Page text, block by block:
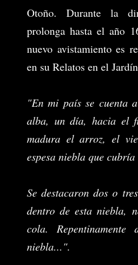
Otoño. Durante la
prolonga hasta el año
nuevo avistamiento es
en su Relatos en el
"En mi país se cuenta
alba, un día, hacia el
madura el arroz, el
espesa niebla que cubría
Se destacaron dos o
dentro de esta niebla,
cola. Repentinamente
niebla...".